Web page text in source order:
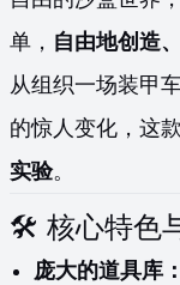
单， 自由地创造
从组织一场装甲
的惊人变化，这
实验。
🛠️ 核心特色
庞大的道具库：